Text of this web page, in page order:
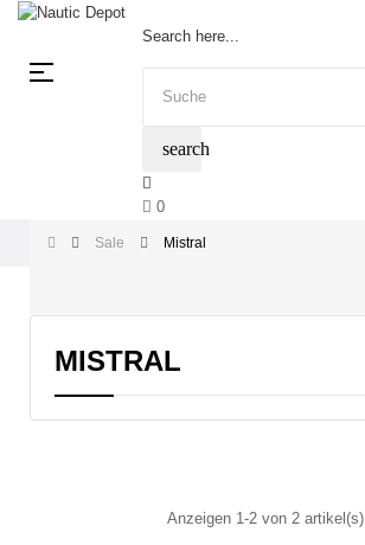
Umschalten
☰
Search here...
search
0
Sale Mistral
MISTRAL
Anzeigen 1-2 von 2 artikel(s)